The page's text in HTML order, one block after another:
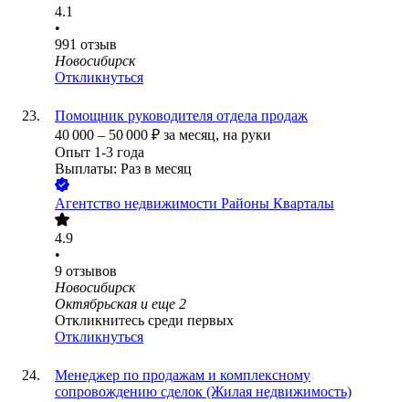
4.1
•
991 отзыв
Новосибирск
Откликнуться
Помощник руководителя отдела продаж
40 000 – 50 000 ₽ за месяц, на руки
Опыт 1-3 года
Выплаты: Раз в месяц
​Агентство недвижимости Районы Кварталы
4.9
•
9 отзывов
Новосибирск
Октябрьская и еще 2
Откликнитесь среди первых
Откликнуться
Менеджер по продажам и комплексному
сопровождению сделок (Жилая недвижимость)